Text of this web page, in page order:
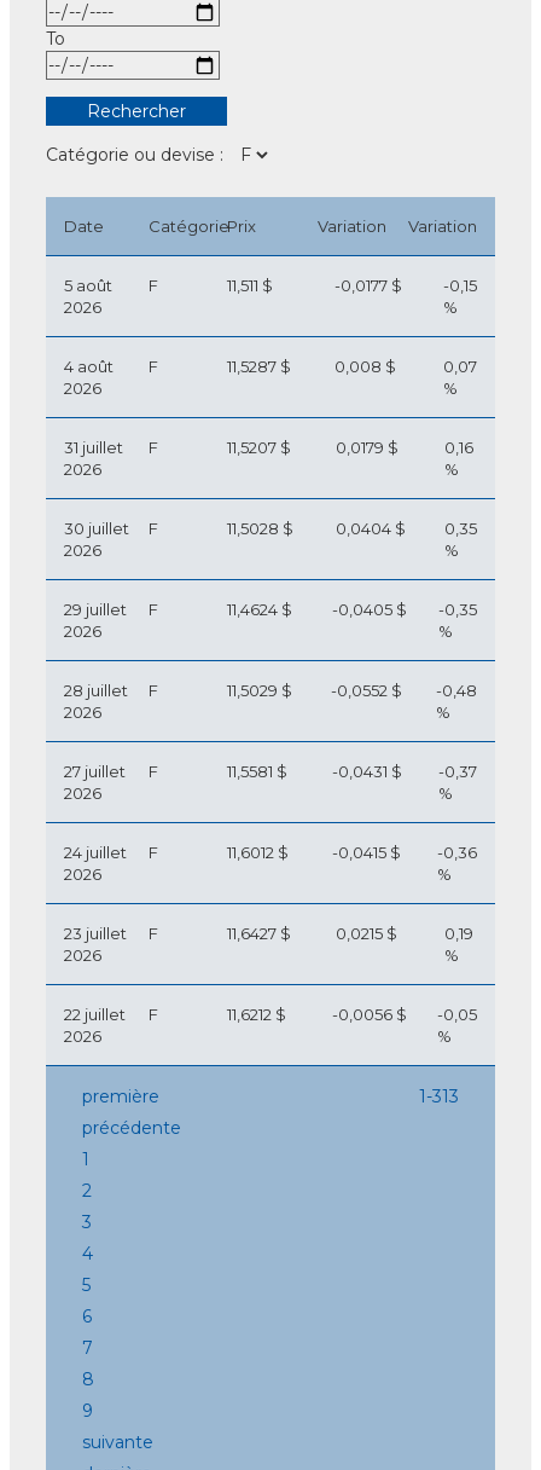
To
Catégorie ou devise :
Date CatégoriePrix Variation Variation
5 août
2026
F 11,511 $ -0,0177 $
-0,15
%
4 août
2026
F 11,5287 $ 0,008 $
0,07
%
31 juillet
2026
F 11,5207 $ 0,0179 $
0,16
%
30 juillet
2026
F 11,5028 $ 0,0404 $
0,35
%
29 juillet
2026
F 11,4624 $ -0,0405 $
-0,35
%
28 juillet
2026
F 11,5029 $ -0,0552 $
-0,48
%
27 juillet
2026
F 11,5581 $ -0,0431 $
-0,37
%
24 juillet
2026
F 11,6012 $ -0,0415 $
-0,36
%
23 juillet
2026
F 11,6427 $ 0,0215 $
0,19
%
22 juillet
2026
F 11,6212 $ -0,0056 $
-0,05
%
première
précédente
1
2
3
4
5
6
7
8
9
suivante
1-313